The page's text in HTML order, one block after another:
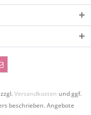
Versandkosten und ggf.
beschrieben. Angebote